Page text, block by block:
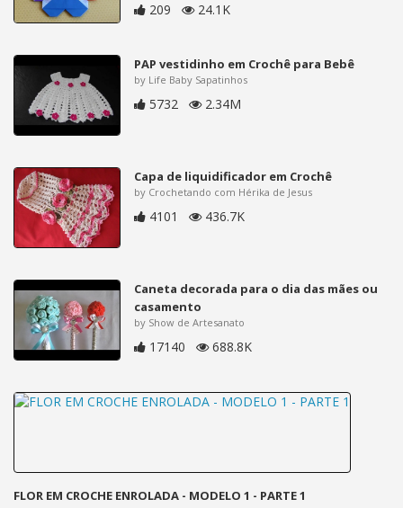
209 24.1K
PAP vestidinho em Crochê para Bebê
by Life Baby Sapatinhos
5732 2.34M
Capa de liquidificador em Crochê
by Crochetando com Hérika de Jesus
4101 436.7K
Caneta decorada para o dia das mães ou
casamento
by Show de Artesanato
17140 688.8K
FLOR EM CROCHE ENROLADA - MODELO 1 - PARTE 1